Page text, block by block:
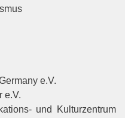
e.V.
e.V.
und Kulturzentrum